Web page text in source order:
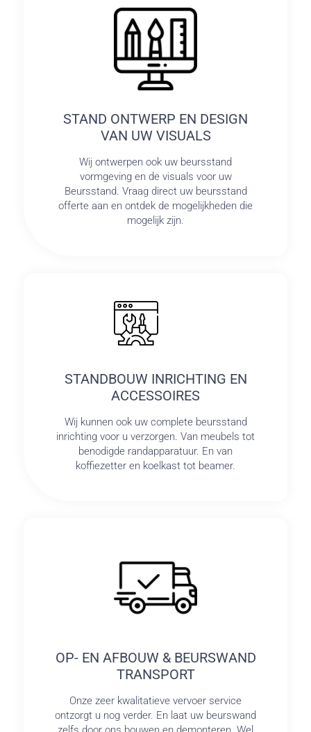
STAND ONTWERP EN DESIGN
VAN UW VISUALS
Wij ontwerpen ook uw beursstand
vormgeving en de visuals voor uw
Beursstand. Vraag direct uw beursstand
offerte aan en ontdek de mogelijkheden die
mogelijk zijn.
STANDBOUW INRICHTING EN
ACCESSOIRES
Wij kunnen ook uw complete beursstand
inrichting voor u verzorgen. Van meubels tot
benodigde randapparatuur. En van
koffiezetter en koelkast tot beamer.
OP- EN AFBOUW & BEURSWAND
TRANSPORT
Onze zeer kwalitatieve vervoer service
ontzorgt u nog verder. En laat uw beurswand